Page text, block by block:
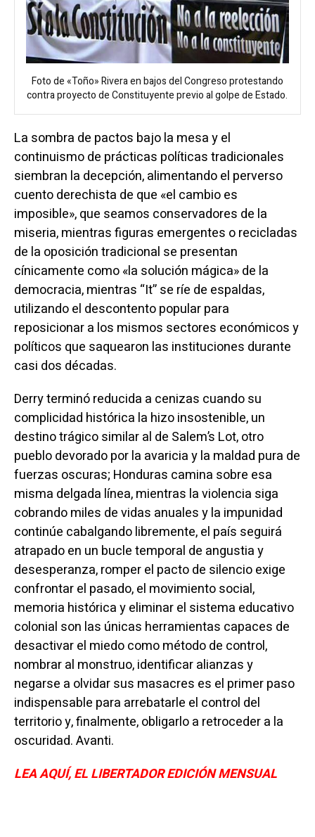
Foto de «Toño» Rivera en bajos del Congreso protestando
contra proyecto de Constituyente previo al golpe de Estado.
La sombra de pactos bajo la mesa y el
continuismo de prácticas políticas tradicionales
siembran la decepción, alimentando el perverso
cuento derechista de que «el cambio es
imposible», que seamos conservadores de la
miseria, mientras figuras emergentes o recicladas
de la oposición tradicional se presentan
cínicamente como «la solución mágica» de la
democracia, mientras “It” se ríe de espaldas,
utilizando el descontento popular para
reposicionar a los mismos sectores económicos y
políticos que saquearon las instituciones durante
casi dos décadas.
Derry terminó reducida a cenizas cuando su
complicidad histórica la hizo insostenible, un
destino trágico similar al de Salem’s Lot, otro
pueblo devorado por la avaricia y la maldad pura de
fuerzas oscuras; Honduras camina sobre esa
misma delgada línea, mientras la violencia siga
cobrando miles de vidas anuales y la impunidad
continúe cabalgando libremente, el país seguirá
atrapado en un bucle temporal de angustia y
desesperanza, romper el pacto de silencio exige
confrontar el pasado, el movimiento social,
memoria histórica y eliminar el sistema educativo
colonial son las únicas herramientas capaces de
desactivar el miedo como método de control,
nombrar al monstruo, identificar alianzas y
negarse a olvidar sus masacres es el primer paso
indispensable para arrebatarle el control del
territorio y, finalmente, obligarlo a retroceder a la
oscuridad. Avanti.
LEA AQUÍ, EL LIBERTADOR EDICIÓN MENSUAL